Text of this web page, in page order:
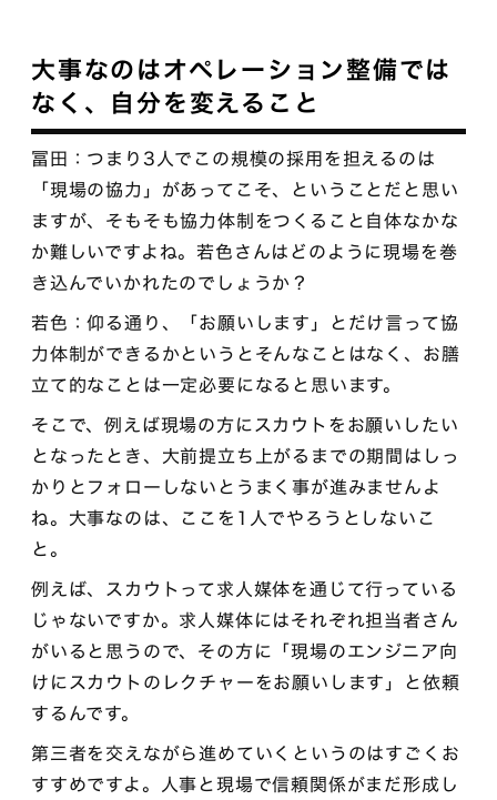
大事なのはオペレーション整備では
なく、自分を変えること
冨田：つまり3人でこの規模の採用を担えるのは
「現場の協力」があってこそ、ということだと思い
ますが、そもそも協力体制をつくること自体なかな
か難しいですよね。若色さんはどのように現場を巻
き込んでいかれたのでしょうか？
若色：仰る通り、「お願いします」とだけ言って協
力体制ができるかというとそんなことはなく、お膳
立て的なことは一定必要になると思います。
そこで、例えば現場の方にスカウトをお願いしたい
となったとき、大前提立ち上がるまでの期間はしっ
かりとフォローしないとうまく事が進みませんよ
ね。大事なのは、ここを1人でやろうとしないこ
と。
例えば、スカウトって求人媒体を通じて行っている
じゃないですか。求人媒体にはそれぞれ担当者さん
がいると思うので、その方に「現場のエンジニア向
けにスカウトのレクチャーをお願いします」と依頼
するんです。
第三者を交えながら進めていくというのはすごくお
すすめですよ。人事と現場で信頼関係がまだ形成し